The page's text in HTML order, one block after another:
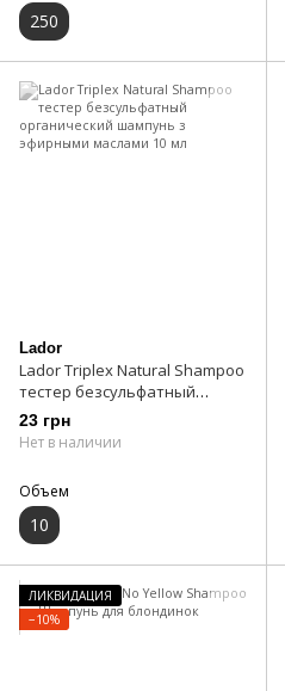
250
Lador
Lador Triplex Natural Shampoo
тестер безсульфатный
органический шампунь з
эфирными маслами 10 мл
23 грн
Нет в наличии
Объем
10
ЛИКВИДАЦИЯ
−10%